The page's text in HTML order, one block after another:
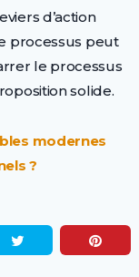
d’action
processus peut
le processus
solide.
modernes
?